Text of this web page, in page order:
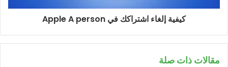
كيفية إلغاء اشتراكك في Apple A person
مقالات ذات صلة